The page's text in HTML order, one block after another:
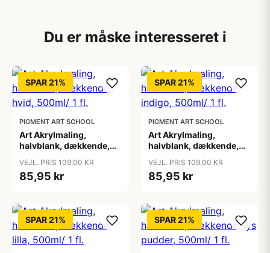
Du er måske interesseret i
SPAR 21%
PIGMENT ART SCHOOL
Art Akrylmaling,
halvblank, dækkende,
VEJL. PRIS 109,00 KR
85,95 kr
SPAR 21%
PIGMENT ART SCHOOL
Art Akrylmaling,
halvblank, dækkende,
VEJL. PRIS 109,00 KR
85,95 kr
SPAR 21% SPAR 21%